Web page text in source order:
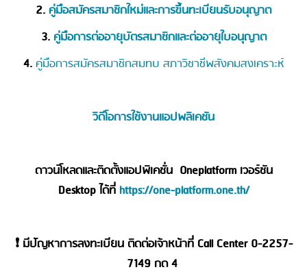
2. คู่มือสมัครสมาชิกใหม่และการขึ้นทะเบียนรับอนุญาต
3. คู่มือการต่ออายุบัตรสมาชิกและต่ออายุใบอนุญาต
4. คู่มือการสมัครสมาชิกสมทบ สภาวิชาชีพสังคมสงเคราะห์
วิดีโอการใช้งานแอปพลิเคชัน
ดาวน์โหลดและติดตั้งแอปพิเคชั่นOneplatformเวอร์ชัน
Desktop ได้ที่ https://one-platform.one.th/
❗️ มีปัญหาการลงทะเบียน ติดต่อเจ้าหน้าที่ Call Center 0-2257-
7149 กด 4